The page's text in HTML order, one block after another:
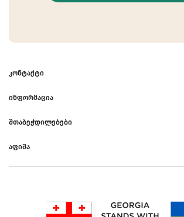
ᲙᲝᲜᲢᲐᲥᲢᲘ
ᲘᲜᲤᲝᲠᲛᲐᲪᲘᲐ
ᲨᲗᲐᲑᲔᲭᲓᲘᲚᲔᲑᲔᲑᲘ
ᲐᲤᲘᲨᲐ